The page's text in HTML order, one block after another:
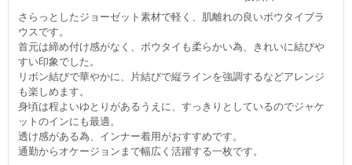
さらっとしたジョーゼット素材で軽く、肌離れの良いボウタイブラ
ウスです。
首元は締め付け感がなく、ボウタイも柔らかい為、きれいに結び
すい印象でした。
リボン結びで華やかに、片結びで縦ラインを強調するなどアレンジ
も楽しめます。
身頃は程よいゆとりがあるうえに、すっきりとしているのでジャケ
ットのインにも最適。
透け感がある為、インナー着用がおすすめです。
通勤からオケージョンまで幅広く活躍する一枚です。